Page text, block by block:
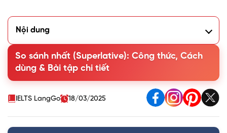
Nội dung
2. Công thức so sánh nhất trong tiếng Anh
3. Quy tắc thêm đuôi -est trong so sánh nhất
4. Bài tập so sánh nhất - Có đáp án
So sánh nhất (Superlative): Công thức, Cách
dùng & Bài tập chi tiết
IELTS LangGo 18/03/2025